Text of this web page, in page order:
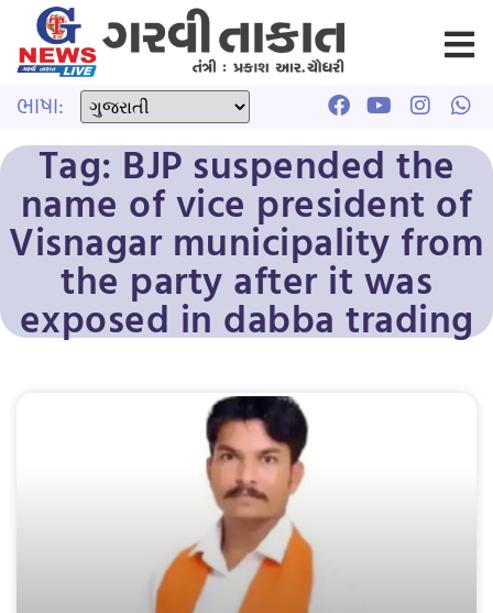
ભાષા:
Tag: BJP suspended the
name of vice president of
Visnagar municipality from
the party after it was
exposed in dabba trading